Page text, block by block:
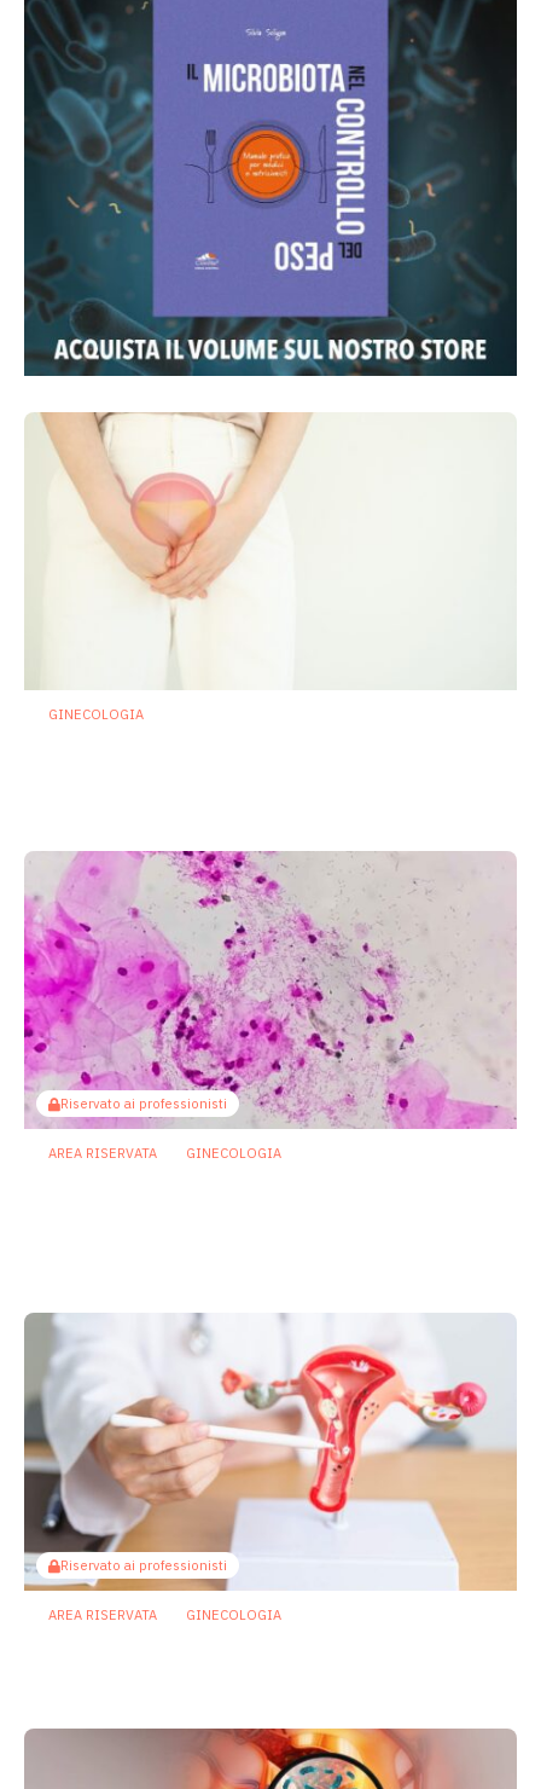
GINECOLOGIA
Riservato ai professionisti
AREA RISERVATA GINECOLOGIA
Riservato ai professionisti
AREA RISERVATA GINECOLOGIA